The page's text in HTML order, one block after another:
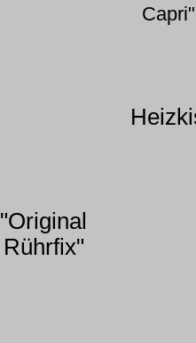
Capri"
"Original
Rührfix"